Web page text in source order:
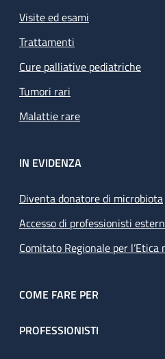
Visite ed esami
Trattamenti
Cure palliative pediatriche
Tumori rari
Malattie rare
IN EVIDENZA
Diventa donatore di microbiota
Accesso di professionisti
Comitato Regionale per l’Etica
COME FARE PER
PROFESSIONISTI